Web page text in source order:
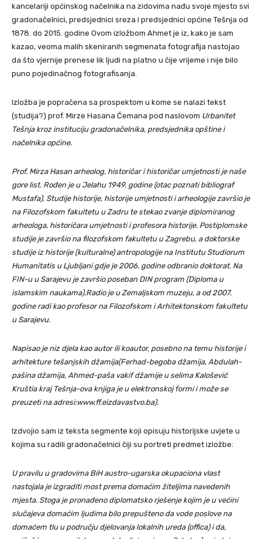
kancelariji općinskog načelnika na zidovima nađu svoje mjesto svi
gradonačelnici, predsjednici sreza i predsjednici općine Tešnja od
1878. do 2015. godine Ovom izložbom Ahmet je iz, kako je sam
kazao, veoma malih skeniranih segmenata fotografija nastojao
da što vjernije prenese lik ljudi na platno u čije vrijeme i nije bilo
puno pojedinačnog fotografisanja.
Izložba je popračena sa prospektom u kome se nalazi tekst
(studija?) prof. Mirze Hasana Ćemana pod naslovom Urbanitet
Tešnja kroz instituciju gradonačelnika, predsjednika opštine i
načelnika općine.
Prof. Mirza Hasan arheolog, historičar i historičar umjetnosti je naše
gore list. Rođen je u Jelahu 1949. godine (otac poznati bibliograf
Mustafa). Studije historije, historije umjetnosti i arheologije završio je
na Filozofskom fakultetu u Zadru te stekao zvanje diplomiranog
arheologa, historičara umjetnosti i profesora historije. Postiplomske
studije je završio na filozofskom fakultetu u Zagrebu, a doktorske
studije iz historije (kulturalne) antropologije na Institutu Studiorum
Humanitatis u Ljubljani gdje je 2006. godine odbranio doktorat. Na
FIN-u u Sarajevu je završio poseban DIN program (Diploma u
islamskim naukama).Radio je u Zemaljskom muzeju, a od 2007.
godine radi kao profesor na Filozofskom i Arhitektonskom fakultetu
u Sarajevu.
Napisao je niz djela kao autor ili koautor, posebno na temu historije i
arhitekture tešanjskih džamija(Ferhad-begoba džamija, Abdulah-
pašina džamija, Ahmed-paša vakif džamije u selima Kalošević
Kruštia kraj Tešnja-ova knjiga je u elektronskoj formi i može se
preuzeti na adresi:www.ff.eizdavastvo.ba).
Izdvojio sam iz teksta segmente koji opisuju historijske uvjete u
kojima su radili gradonačelnici čiji su portreti predmet izložbe:
U pravilu u gradovima BiH austro-ugarska okupaciona vlast
nastojala je izgraditi most prema domaćim žiteljima navedenih
mjesta. Stoga je pronađeno diplomatsko rješenje kojim je u većini
slučajeva domaćim ljudima bilo prepušteno da vode poslove na
domaćem tlu u području djelovanja lokalnih ureda (offica) i da,